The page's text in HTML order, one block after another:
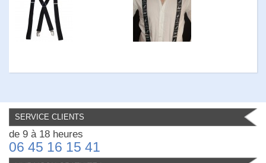
SERVICE CLIENTS
de 9 à 18 heures
06 45 16 15 41